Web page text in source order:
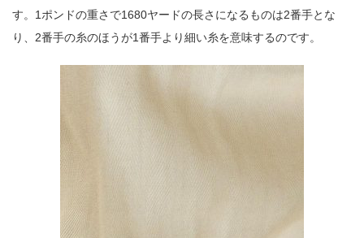
す。1ポンドの重さで1680ヤードの長さになるものは2番手とな
り、2番手の糸のほうが1番手より細い糸を意味するのです。